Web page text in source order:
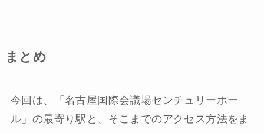
まとめ
今回は、「名古屋国際会議場センチュリーホー
ル」の最寄り駅と、そこまでのアクセス方法をま